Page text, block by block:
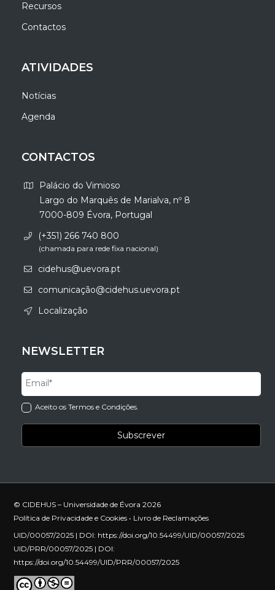
Recursos
Contactos
ATIVIDADES
Notícias
Agenda
CONTACTOS
Palácio do Vimioso
Largo do Marquês de Marialva, nº 8
7000-809 Évora, Portugal
(+351) 266 740 800
(chamada para rede fixa nacional)
cidehus@uevora.pt
comunicação@cidehus.uevora.pt
Localização
NEWSLETTER
Aceito os Termos e Condições.
© CIDEHUS – Universidade de Évora 2026
Política de Privacidade e Cookies • Livro de Reclamações
UID/00057/2025 | DOI: https://doi.org/10.54499/UID/00057/2025
UID/PRR/00057/2025 | DOI:
https://doi.org/10.54499/UID/PRR/00057/2025